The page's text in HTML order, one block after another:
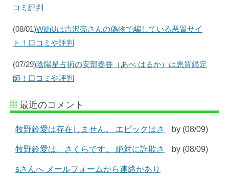
コミ評判
(08/01)WithUは吉沢亮さんの偽物で騙している悪質サイ
ト！口コミや評判
(07/29)陰陽星占術の安部春香（あべ はるか）は悪質鑑定
師！口コミや評判
最近のコメント
牧野鈴愛は存在しません。 エピックはさ by (08/09)
牧野鈴愛は、さくらです。 絶対に詐欺さ by (08/09)
sさんへ メールフォームから連絡があり